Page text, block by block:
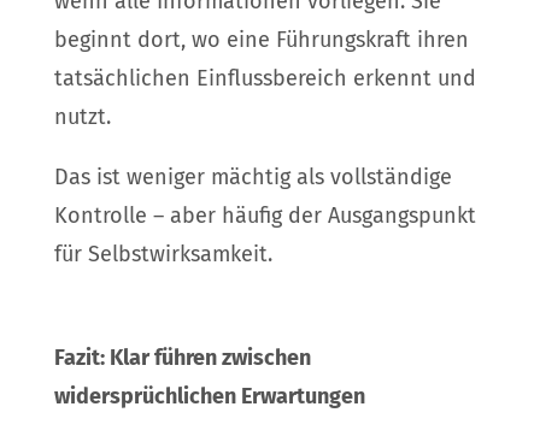
beginnt dort, wo eine Führungskraft ihren
tatsächlichen Einflussbereich erkennt und
nutzt.
Das ist weniger mächtig als vollständige
Kontrolle – aber häufig der Ausgangspunkt
für Selbstwirksamkeit.
Fazit: Klar führen zwischen
widersprüchlichen Erwartungen